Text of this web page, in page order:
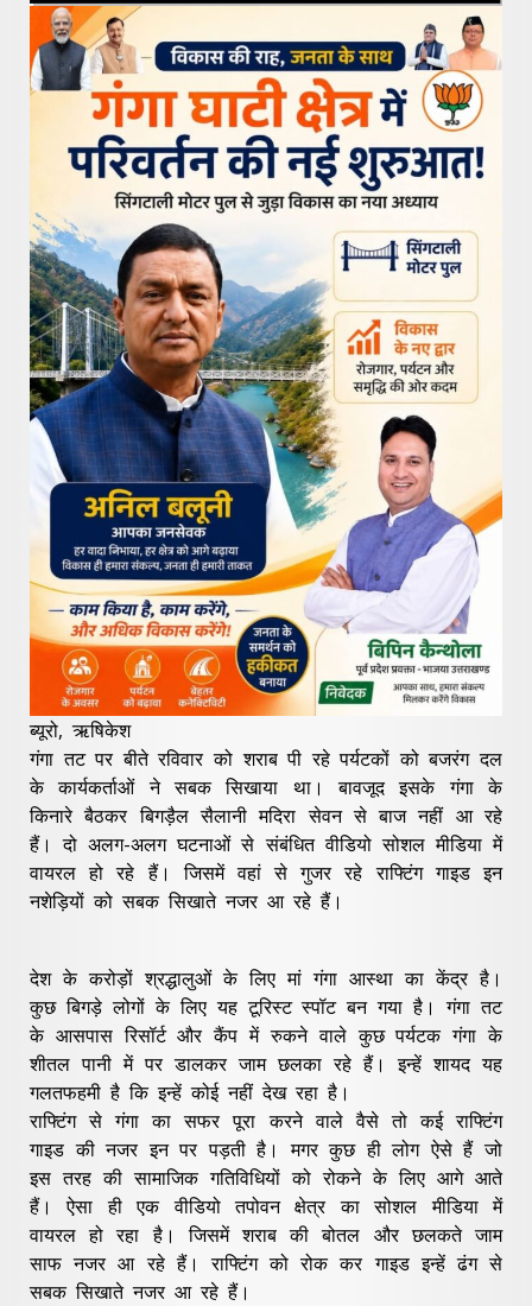
ब्यूरो, ऋषिकेश
गंगा तट पर बीते रविवार को शराब पी रहे पर्यटकों को बजरंग दल
के कार्यकर्ताओं ने सबक सिखाया था। बावजूद इसके गंगा के
किनारे बैठकर बिगड़ैल सैलानी मदिरा सेवन से बाज नहीं आ रहे
हैं। दो अलग-अलग घटनाओं से संबंधित वीडियो सोशल मीडिया में
वायरल हो रहे हैं। जिसमें वहां से गुजर रहे राफ्टिंग गाइड इन
नशेड़ियों को सबक सिखाते नजर आ रहे हैं।
देश के करोड़ों श्रद्धालुओं के लिए मां गंगा आस्था का केंद्र है।
कुछ बिगड़े लोगों के लिए यह टूरिस्ट स्पॉट बन गया है। गंगा तट
के आसपास रिसॉर्ट और कैंप में रुकने वाले कुछ पर्यटक गंगा के
शीतल पानी में पर डालकर जाम छलका रहे हैं। इन्हें शायद यह
गलतफहमी है कि इन्हें कोई नहीं देख रहा है।
राफ्टिंग से गंगा का सफर पूरा करने वाले वैसे तो कई राफ्टिंग
गाइड की नजर इन पर पड़ती है। मगर कुछ ही लोग ऐसे हैं जो
इस तरह की सामाजिक गतिविधियों को रोकने के लिए आगे आते
हैं। ऐसा ही एक वीडियो तपोवन क्षेत्र का सोशल मीडिया में
वायरल हो रहा है। जिसमें शराब की बोतल और छलकते जाम
साफ नजर आ रहे हैं। राफ्टिंग को रोक कर गाइड इन्हें ढंग से
सबक सिखाते नजर आ रहे हैं।